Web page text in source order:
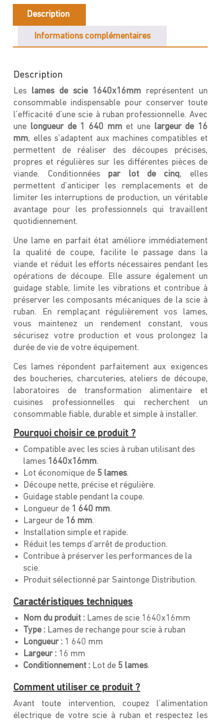
ruban
1640x16mm
Description
Informations complémentaires
Description
Les lames de scie 1640x16mm représentent un
consommable indispensable pour conserver toute
l’efficacité d’une scie à ruban professionnelle. Avec
une longueur de 1 640 mmet une largeur de 16
mm, elles s’adaptent aux machines compatibles et
permettent de réaliser des découpes précises,
propres et régulières sur les différentes pièces de
viande. Conditionnées par lot de cinq, elles
permettent d’anticiper les remplacements et de
limiter les interruptions de production, un véritable
avantage pour les professionnels qui travaillent
quotidiennement.
Une lame en parfait état améliore immédiatement
la qualité de coupe, facilite le passage dans la
viande et réduit les efforts nécessaires pendant les
opérations de découpe. Elle assure également un
guidage stable, limite les vibrations et contribue à
préserver les composants mécaniques de la scie à
ruban. En remplaçant régulièrement vos lames,
vous maintenez un rendement constant, vous
sécurisez votre production et vous prolongez la
durée de vie de votre équipement.
Ces lames répondent parfaitement aux exigences
des boucheries, charcuteries, ateliers de découpe,
laboratoires de transformation alimentaire et
cuisines professionnelles qui recherchent un
consommable fiable, durable et simple à installer.
Pourquoi choisir ce produit ?
Compatible avec les scies à ruban utilisant des
lames 1640x16mm.
Lot économique de 5 lames.
Découpe nette, précise et régulière.
Guidage stable pendant la coupe.
Longueur de 1 640 mm.
Largeur de 16 mm.
Installation simple et rapide.
Réduit les temps d’arrêt de production.
Contribue à préserver les performances de la
scie.
Produit sélectionné par Saintonge Distribution.
Caractéristiques techniques
Nom du produit : Lames de scie 1640x16mm
Type : Lames de rechange pour scie à ruban
Longueur : 1 640 mm
Largeur : 16 mm
Conditionnement : Lot de 5 lames.
Comment utiliser ce produit ?
Avant toute intervention, coupez l’alimentation
électrique de votre scie à ruban et respectez les